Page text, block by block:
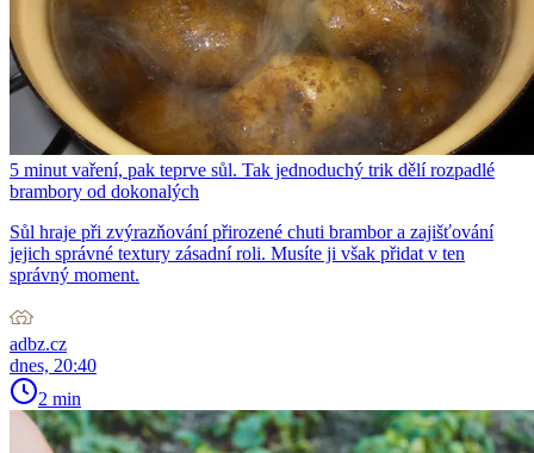
5 minut vaření, pak teprve sůl. Tak jednoduchý trik dělí rozpadlé
brambory od dokonalých
Sůl hraje při zvýrazňování přirozené chuti brambor a zajišťování
jejich správné textury zásadní roli. Musíte ji však přidat v ten
správný moment.
adbz.cz
dnes, 20:40
2 min